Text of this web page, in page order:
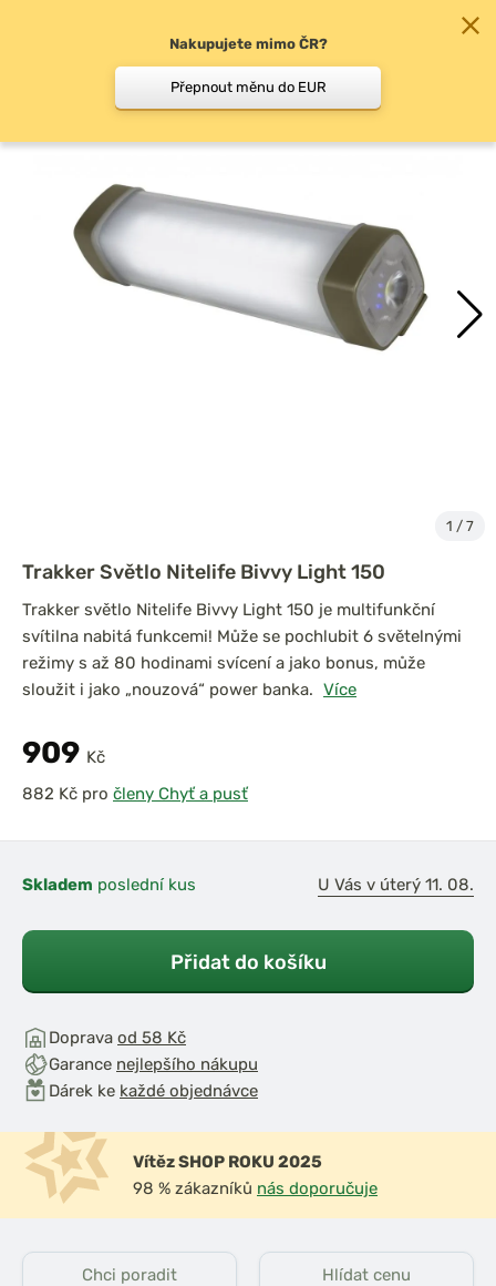
1 / 7
Trakker Světlo Nitelife Bivvy Light 150
Trakker světlo Nitelife Bivvy Light 150 je multifunkční
svítilna nabitá funkcemi! Může se pochlubit 6 světelnými
režimy s až 80 hodinami svícení a jako bonus, může
sloužit i jako „nouzová“ power banka. Více
909 Kč
pro členy Chyť a pusť
Skladem poslední kus U Vás v úterý 11. 08.
Přidat do košíku
Doprava od 58 Kč
Garance nejlepšího nákupu
Dárek ke každé objednávce
Vítěz SHOP ROKU 2025
98 % zákazníků nás doporučuje
Chci poradit Hlídat cenu
Nakupujete mimo ČR?
Přepnout měnu do EUR